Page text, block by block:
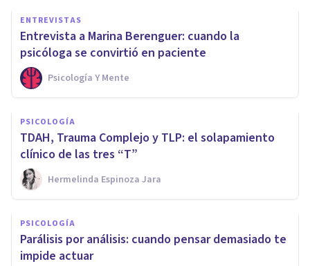
ENTREVISTAS
Entrevista a Marina Berenguer: cuando la
psicóloga se convirtió en paciente
Psicología Y Mente
PSICOLOGÍA
TDAH, Trauma Complejo y TLP: el solapamiento
clínico de las tres “T”
Hermelinda Espinoza Jara
PSICOLOGÍA
Parálisis por análisis: cuando pensar demasiado te
impide actuar